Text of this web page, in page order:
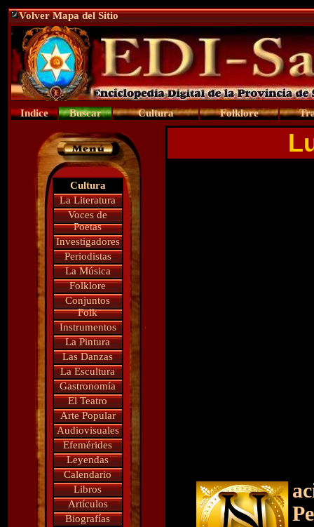
Volver Mapa del Sitio
Indice Buscar Cultura Folklore
Cultura
La Literatura
Voces de
Poetas
Investigadores
Periodistas
La Música
Folklore
Conjuntos
Folk
Instrumentos
La Pintura
Las Danzas
La Escultura
Gastronomía
El Teatro
Arte Popular
Audiovisuales
Efemérides
Leyendas
Calendario
Libros
Artículos
Biografías